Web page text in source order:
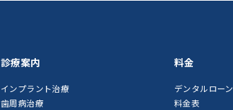
診療案内
インプラント治療
歯周病治療
料金
デンタルローン
料金表